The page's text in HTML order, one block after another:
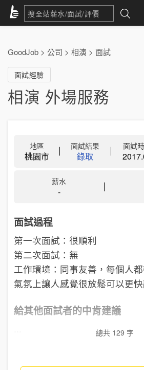
GoodJob > 公司 > 相演 > 面試
面試經驗
相演 外場服務
地區
桃園市
面試結果
錄取
面試
薪水
-
面試過程
第一次面試：很順利
第二次面試：無
工作環境：同事友善，每個人
氣氛上讓人感覺很放鬆可以更
給其他面試者的中肯建議
總共 129 字